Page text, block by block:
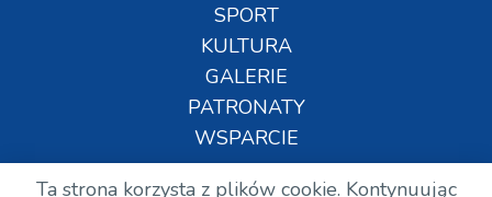
SPORT
KULTURA
GALERIE
PATRONATY
WSPARCIE
Ta strona korzysta z plików cookie. Kontynuując